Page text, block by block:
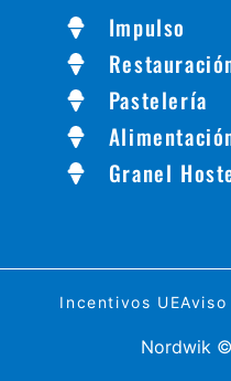
Impulso
Pastelería
Granel
Incentivos UE
Nordwik